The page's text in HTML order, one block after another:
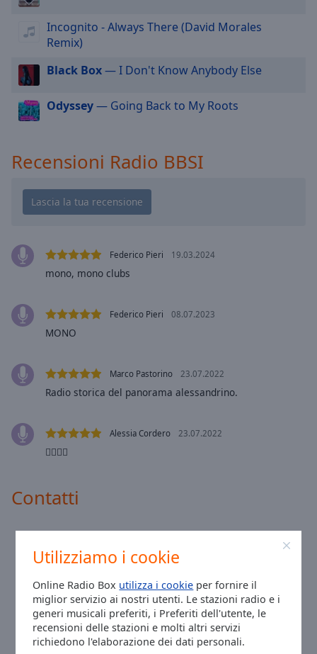
Utilizziamo i cookie
Online Radio Box utilizza i cookie per fornire il
miglior servizio ai nostri utenti. Le stazioni radio e i
generi musicali preferiti, i Preferiti dell'utente, le
recensioni delle stazioni e molti altri servizi
richiedono l'elaborazione dei dati personali.
window.
Text
Opacity
Color
Caption
Color
Edge
Family
Incognito - Always There (David Morales
Remix)
Black Box— I Don't Know Anybody Else
Odyssey— Going Back to My Roots
Recensioni Radio BBSI
Federico Pieri 19.03.2024
mono, mono clubs
Federico Pieri 08.07.2023
MONO
Marco Pastorino 23.07.2022
Radio storica del panorama alessandrino.
Alessia Cordero 23.07.2022
👌🏻👌🏻
Contatti
Indirizzo:
Corso Acqui, 39, 15121 Alessandria AL
Telefono:
+0039-0131-218309
Email:
direct@radiobbsi.it
Facebook: @RadioBBSI99.6
Ora a Alessandria: 16:38,08.10.2026